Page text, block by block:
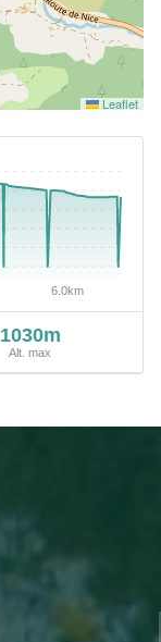
Leaflet
1030m
Alt. max